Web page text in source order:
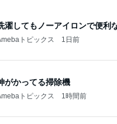
濯してもノーアイロンで便利
トピックス 1日前
がかってる掃除機
トピックス 1時間前